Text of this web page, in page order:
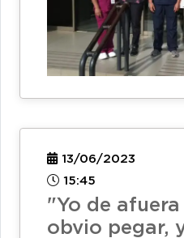
13/06/2023
15:45
"Yo de afuera
obvio pegar,